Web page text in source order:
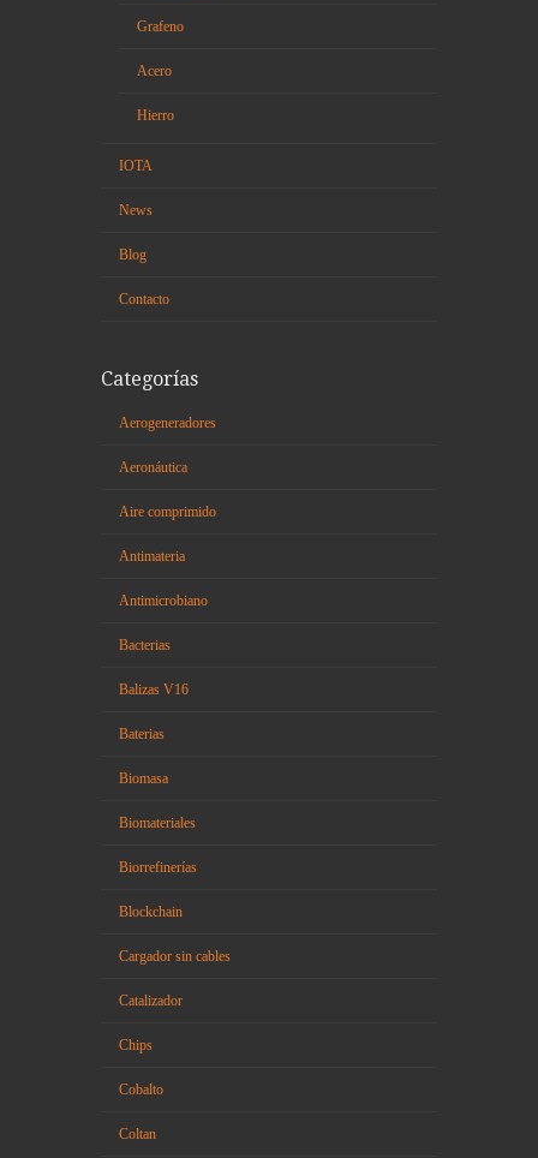
Grafeno
Acero
Hierro
IOTA
News
Blog
Contacto
Categorías
Aerogeneradores
Aeronáutica
Aire comprimido
Antimateria
Antimicrobiano
Bacterias
Balizas V16
Baterias
Biomasa
Biomateriales
Biorrefinerías
Blockchain
Cargador sin cables
Catalizador
Chips
Cobalto
Coltan